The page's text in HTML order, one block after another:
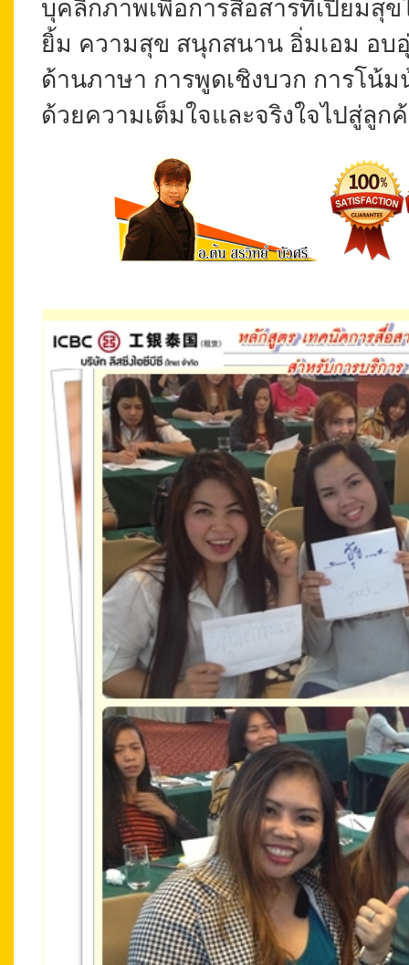
บุคลิกภาพเพื่อการสื่อสารที่เปี่ยมสุ
ยิ้ม ความสุข สนุกสนาน อิ่มเอม อบ
ด้านภาษา การพูดเชิงบวก การโน้
ด้วยความเต็มใจและจริงใจไปสู่ลูก